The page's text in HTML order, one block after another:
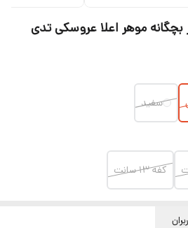
موهر اعلا عروسکی تدی
سفید
کفه ۱۳ سانت